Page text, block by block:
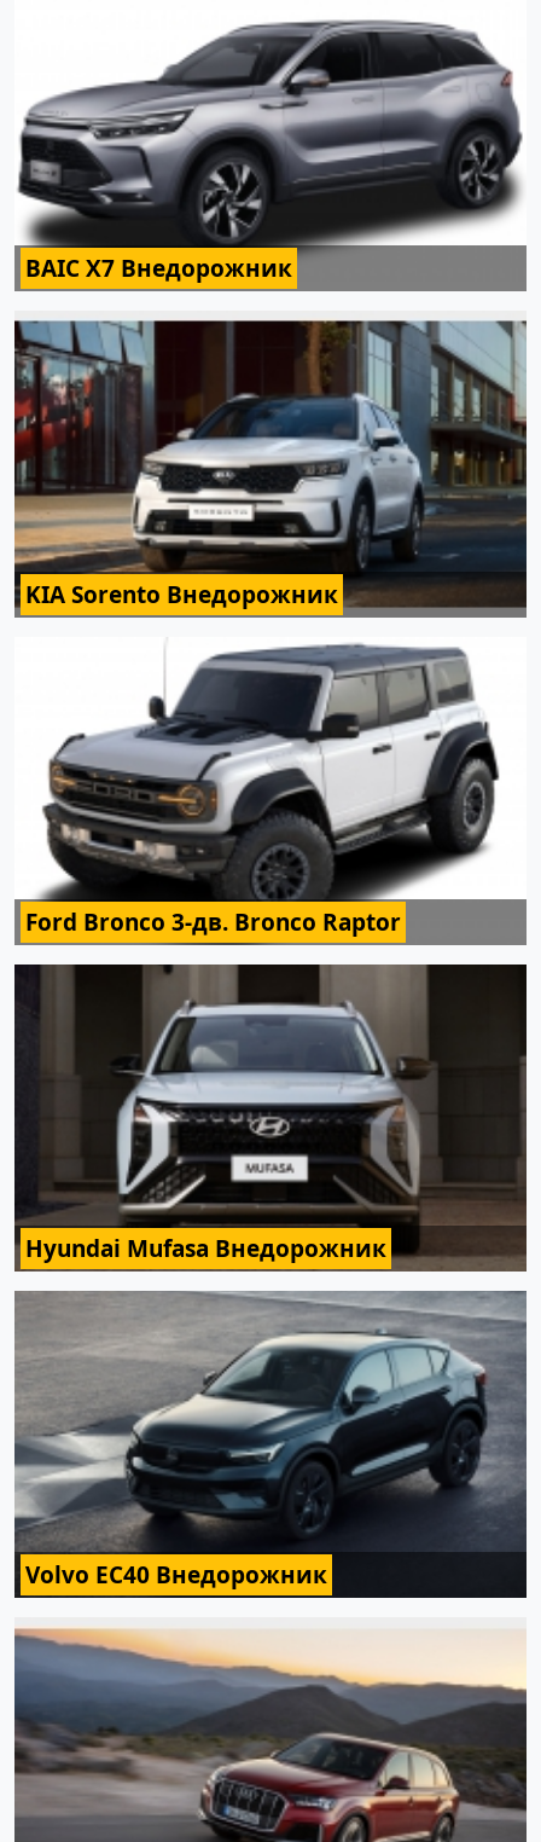
BAIC X7 Внедорожник
KIA Sorento Внедорожник
Ford Bronco 3-дв. Bronco Raptor
Hyundai Mufasa Внедорожник
Volvo EC40 Внедорожник